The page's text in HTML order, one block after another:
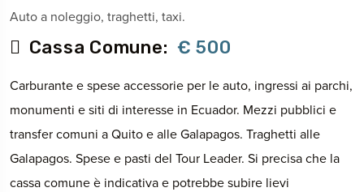
Auto a noleggio, traghetti, taxi.
Cassa Comune: € 500
Carburante e spese accessorie per le auto, ingressi ai parchi,
monumenti e siti di interesse in Ecuador. Mezzi pubblici e
transfer comuni a Quito e alle Galapagos. Traghetti alle
Galapagos. Spese e pasti del Tour Leader. Si precisa che la
cassa comune è indicativa e potrebbe subire lievi